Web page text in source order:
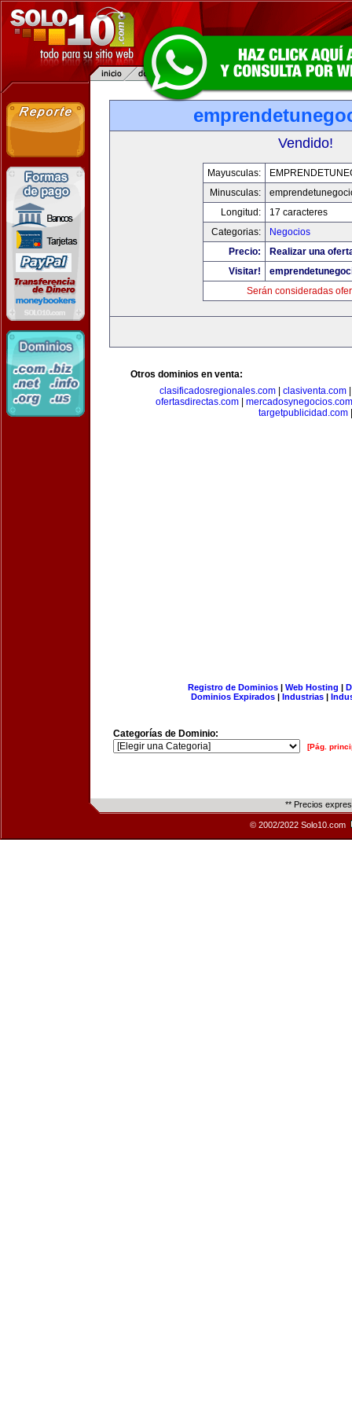
Vendido!
Mayusculas:
Minusculas:
Longitud:
17 caracteres
Categorias:
Negocios
Precio:
Realizar una
Visitar!
Serán consideradas
Otros dominios en venta:
clasificadosregionales.com| clasiventa.com
ofertasdirectas.com
mercadosynegocios.com
targetpublicidad.com
Registro de Dominios| Web Hosting |
Dominios Expirados | Industrias |
Categorías de Dominio:
[Pág.
** Precios
© 2002/2022 Solo10.com